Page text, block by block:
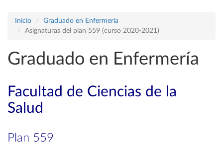
Inicio
Graduado en Enfermería
Asignaturas del plan 559 (curso 2020-2021)
Graduado en Enfermería
Facultad de Ciencias de la
Salud
Plan 559